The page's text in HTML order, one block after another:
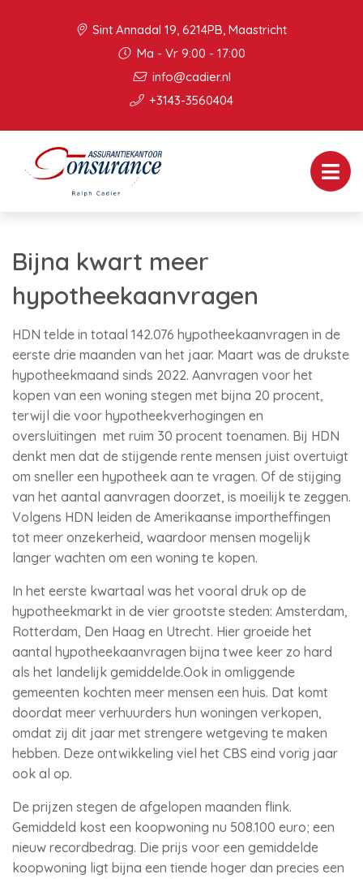
Sint Annadal 19, 6214PB, Maastricht
Ma - Vr 9:00 - 17:00
info@cadier.nl
+3143-3560404
Bijna kwart meer
hypotheekaanvragen
HDN telde in totaal 142.076 hypotheekaanvragen in de
eerste drie maanden van het jaar. Maart was de drukste
hypotheekmaand sinds 2022. Aanvragen voor het
kopen van een woning stegen met bijna 20 procent,
terwijl die voor hypotheekverhogingen en
oversluitingen met ruim 30 procent toenamen. Bij HDN
denkt men dat de stijgende rente mensen juist overtuigt
om sneller een hypotheek aan te vragen. Of de stijging
van het aantal aanvragen doorzet, is moeilijk te zeggen.
Volgens HDN leiden de Amerikaanse importheffingen
tot meer onzekerheid, waardoor mensen mogelijk
langer wachten om een woning te kopen.
In het eerste kwartaal was het vooral druk op de
hypotheekmarkt in de vier grootste steden: Amsterdam,
Rotterdam, Den Haag en Utrecht. Hier groeide het
aantal hypotheekaanvragen bijna twee keer zo hard
als het landelijk gemiddelde.Ook in omliggende
gemeenten kochten meer mensen een huis. Dat komt
doordat meer verhuurders hun woningen verkopen,
omdat zij dit jaar met strengere wetgeving te maken
hebben. Deze ontwikkeling viel het CBS eind vorig jaar
ook al op.
De prijzen stegen de afgelopen maanden flink.
Gemiddeld kost een koopwoning nu 508.100 euro; een
nieuw recordbedrag. Die prijs voor een gemiddelde
koopwoning ligt bijna een tiende hoger dan precies een